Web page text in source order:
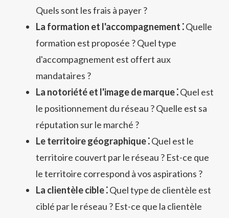
Quels sont les frais à payer ?
La formation et l'accompagnement ⁚Quelle
formation est proposée ? Quel type
d'accompagnement est offert aux
mandataires ?
La notoriété et l'image de marque ⁚Quel est
le positionnement du réseau ? Quelle est sa
réputation sur le marché ?
Le territoire géographique ⁚Quel est le
territoire couvert par le réseau ? Est-ce que
le territoire correspond à vos aspirations ?
La clientèle cible ⁚Quel type de clientèle est
ciblé par le réseau ? Est-ce que la clientèle